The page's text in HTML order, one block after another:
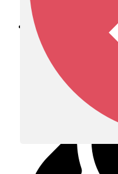
Diócesis de Zipaquirá